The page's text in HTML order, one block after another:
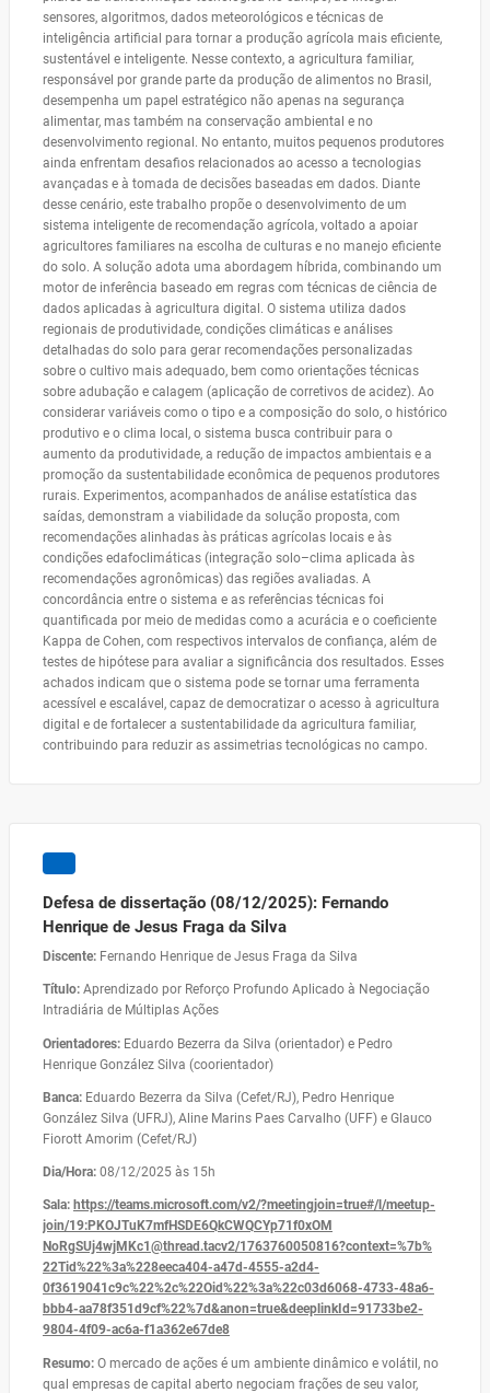
sensores, algoritmos, dados meteorológicos e técnicas de
inteligência artificial para tornar a produção agrícola mais eficiente,
sustentável e inteligente. Nesse contexto, a agricultura familiar,
responsável por grande parte da produção de alimentos no Brasil,
desempenha um papel estratégico não apenas na segurança
alimentar, mas também na conservação ambiental e no
desenvolvimento regional. No entanto, muitos pequenos produtores
ainda enfrentam desafios relacionados ao acesso a tecnologias
avançadas e à tomada de decisões baseadas em dados. Diante
desse cenário, este trabalho propõe o desenvolvimento de um
sistema inteligente de recomendação agrícola, voltado a apoiar
agricultores familiares na escolha de culturas e no manejo eficiente
do solo. A solução adota uma abordagem híbrida, combinando um
motor de inferência baseado em regras com técnicas de ciência de
dados aplicadas à agricultura digital. O sistema utiliza dados
regionais de produtividade, condições climáticas e análises
detalhadas do solo para gerar recomendações personalizadas
sobre o cultivo mais adequado, bem como orientações técnicas
sobre adubação e calagem (aplicação de corretivos de acidez). Ao
considerar variáveis como o tipo e a composição do solo, o histórico
produtivo e o clima local, o sistema busca contribuir para o
aumento da produtividade, a redução de impactos ambientais e a
promoção da sustentabilidade econômica de pequenos produtores
rurais. Experimentos, acompanhados de análise estatística das
saídas, demonstram a viabilidade da solução proposta, com
recomendações alinhadas às práticas agrícolas locais e às
condições edafoclimáticas (integração solo–clima aplicada às
recomendações agronômicas) das regiões avaliadas. A
concordância entre o sistema e as referências técnicas foi
quantificada por meio de medidas como a acurácia e o coeficiente
Kappa de Cohen, com respectivos intervalos de confiança, além de
testes de hipótese para avaliar a significância dos resultados. Esses
achados indicam que o sistema pode se tornar uma ferramenta
acessível e escalável, capaz de democratizar o acesso à agricultura
digital e de fortalecer a sustentabilidade da agricultura familiar,
contribuindo para reduzir as assimetrias tecnológicas no campo.
Defesa de dissertação (08/12/2025): Fernando
Henrique de Jesus Fraga da Silva
Discente: Fernando Henrique de Jesus Fraga da Silva
Título: Aprendizado por Reforço Profundo Aplicado à Negociação
Intradiária de Múltiplas Ações
Orientadores: Eduardo Bezerra da Silva (orientador) e Pedro
Henrique González Silva (coorientador)
Banca: Eduardo Bezerra da Silva (Cefet/RJ), Pedro Henrique
González Silva (UFRJ), Aline Marins Paes Carvalho (UFF) e Glauco
Fiorott Amorim (Cefet/RJ)
Dia/Hora: 08/12/2025 às 15h
Sala: https://teams.microsoft.com/v2/?meetingjoin=true#/l/meetup-
join/19:PKOJTuK7mfHSDE6QkCWQCYp71f0xOM
NoRgSUj4wjMKc1@thread.tacv2/1763760050816?context=%7b%
22Tid%22%3a%228eeca404-a47d-4555-a2d4-
0f3619041c9c%22%2c%22Oid%22%3a%22c03d6068-4733-48a6-
bbb4-aa78f351d9cf%22%7d&anon=true&deeplinkId=91733be2-
9804-4f09-ac6a-f1a362e67de8
Resumo: O mercado de ações é um ambiente dinâmico e volátil, no
qual empresas de capital aberto negociam frações de seu valor,